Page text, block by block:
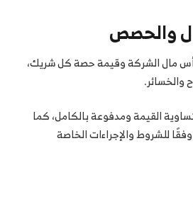
والحصص
مال الشركة وقيمة حصة كل شريك،
والخسائر.
القيمة ومدفوعة بالكامل، كما
للشروط والإجراءات الخاصة